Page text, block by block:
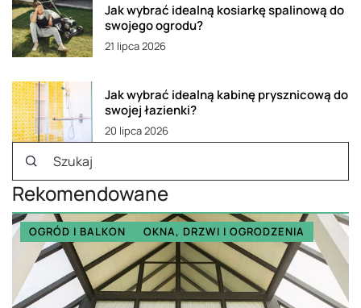
Jak wybrać idealną kosiarkę spalinową do
swojego ogrodu?
21 lipca 2026
Jak wybrać idealną kabinę prysznicową do
swojej łazienki?
20 lipca 2026
Rekomendowane
OGRÓD I BALKON OKNA, DRZWI I OGRODZENIA